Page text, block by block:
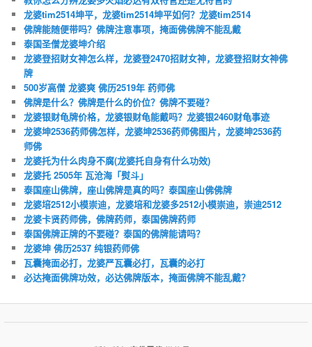
龙婆tim2514坤平，龙婆tim2514坤平如何？龙婆tim2514
佛牌能随便带吗？佛牌注意事项，掩面佛佛牌不能乱戴
泰国圣僧龙婆坤介绍
龙婆登招财女神怎么样，龙婆登2470招财女神，龙婆登招财女神佛
牌
500岁高僧 龙婆爽 佛历2519年 药师佛
佛牌是什么？佛牌是什么的价位？佛牌不要碰？
龙婆银财龟牌价格，龙婆银财龟能戴吗？龙婆银2460财龟事迹
龙婆坤2536药师佛怎样，龙婆坤2536药师佛图片，龙婆坤2536药
师佛
龙婆托为什么肉身不腐(龙婆托自身有什么功效)
龙婆托 2505年 瓦沧海「熨斗」
泰国座山佛牌，座山佛牌是真的吗？泰国座山佛佛牌
龙婆培2512小模崇迪，龙婆培和龙婆多2512小模崇迪，崇迪2512
龙婆卡贤药师佛，佛牌药师，泰国佛牌药师
泰国佛牌正牌的不要碰？泰国的佛牌能请吗？
龙婆坤 佛历2537 纯银药师佛
瓦囊掩面必打，龙婆严瓦囊必打，瓦囊的必打
必达掩面佛牌功效，必达佛牌版本，掩面佛牌不能乱戴？